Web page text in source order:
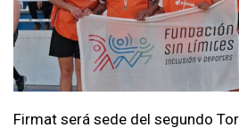
Firmat será sede del segundo